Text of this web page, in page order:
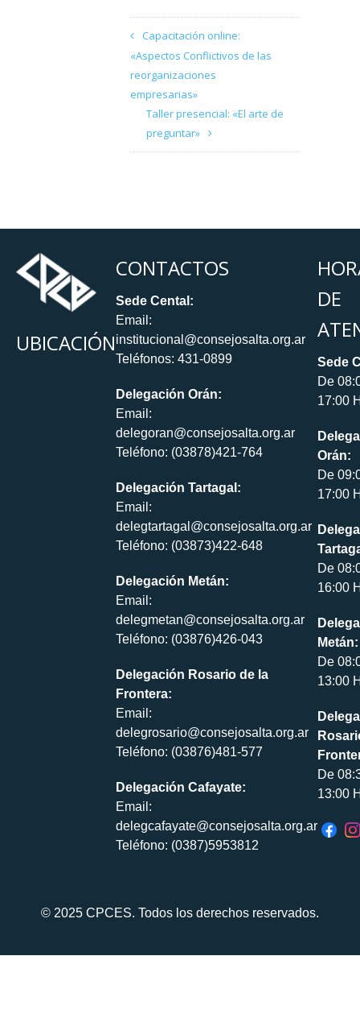
Capacitación online:
«Aspectos Conflictivos de las
reorganizaciones
empresarias»
Taller presencial: «El arte de
preguntar»
UBICACIÓN
CONTACTOS
Sede Cental:
Email:
institucional@consejosalta.org.ar
Teléfonos: 431-0899
Delegación Orán:
Email:
delegoran@consejosalta.org.ar
Teléfono: (03878)421-764
Delegación Tartagal:
Email:
delegtartagal@consejosalta.org.ar
Teléfono: (03873)422-648
Delegación Metán:
Email:
delegmetan@consejosalta.org.ar
Teléfono: (03876)426-043
Delegación Rosario de la
Frontera:
Email:
delegrosario@consejosalta.org.ar
Teléfono: (03876)481-577
Delegación Cafayate:
Email:
delegcafayate@consejosalta.org.ar
Teléfono: (0387)5953812
DE
Sede
De
17:00
Orán:
De
17:00
De
16:00
Metán:
De
13:00
De
13:00
© 2025 CPCES. Todos los derechos reservados.